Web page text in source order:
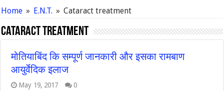
Home » E.N.T. » Cataract treatment
Cataract treatment
मोतियाबिंद कि सम्पूर्ण जानकारी और इसका रामबाण
आयुर्वेदिक इलाज
May 19, 2017 0